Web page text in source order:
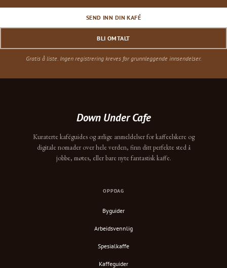
SEND INN DIN KAFÉ
BLI OMTALT
Gratis å liste. Ingen registrering kreves for grunnleggende innsendelser.
Down Under Cafe
Kuraterte kaféguides og ærlige anmeldelser for kaffeelskere og
digitale nomader over hele verden, finn ditt perfekte sted å
jobbe, møtes, eller bare nyte fantastisk kaffe.
OPPDAG
Byguider
Arbeidsvennlig
Spesialkaffe
Kaffeguider